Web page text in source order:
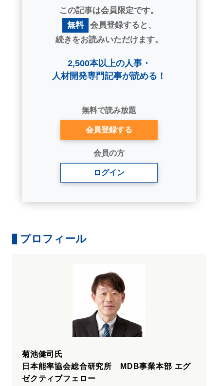
この記事は会員限定です。
無料
会員登録すると、
続きをお読みいただけます。
2,500本以上の人事・
人材開発専門記事が読める！
無料で読み放題
会員登録する
会員の方
ログイン
プロフィール
菊池健司氏
日本能率協会総合研究所 MDB事業本部 エグ
ゼクティブフェロー